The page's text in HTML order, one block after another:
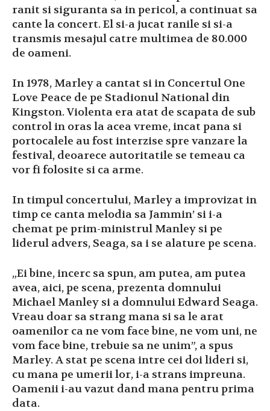
ranit si siguranta sa in pericol, a continuat sa
cante la concert. El si-a jucat ranile si si-a
transmis mesajul catre multimea de 80.000
de oameni.
In 1978, Marley a cantat si in Concertul One
Love Peace de pe Stadionul National din
Kingston. Violenta era atat de scapata de sub
control in oras la acea vreme, incat pana si
portocalele au fost interzise spre vanzare la
festival, deoarece autoritatile se temeau ca
vor fi folosite si ca arme.
In timpul concertului, Marley a improvizat in
timp ce canta melodia sa Jammin’ si i-a
chemat pe prim-ministrul Manley si pe
liderul advers, Seaga, sa i se alature pe scena.
„Ei bine, incerc sa spun, am putea, am putea
avea, aici, pe scena, prezenta domnului
Michael Manley si a domnului Edward Seaga.
Vreau doar sa strang mana si sa le arat
oamenilor ca ne vom face bine, ne vom uni, ne
vom face bine, trebuie sa ne unim”, a spus
Marley. A stat pe scena intre cei doi lideri si,
cu mana pe umerii lor, i-a strans impreuna.
Oamenii i-au vazut dand mana pentru prima
data.